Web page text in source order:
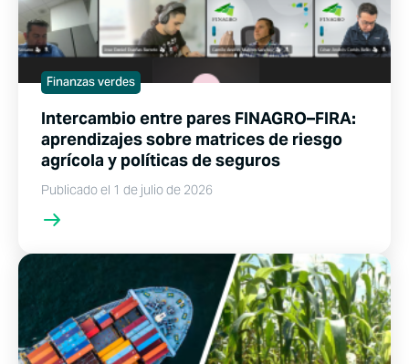
Finanzas verdes
Intercambio entre pares FINAGRO–FIRA:
aprendizajes sobre matrices de riesgo
agrícola y políticas de seguros
Publicado el 1 de julio de 2026